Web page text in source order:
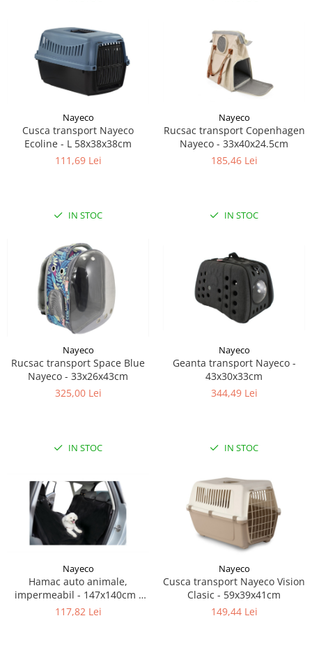
Sampoane si Balsamuri
Covorase absorbante
Curatare Ochi
Igiena Catel
Igiena Interior
Perii si descalcitoare caini
Solutii Atractante si repelente
Jucarii Pisici
Lese, Hamuri si Zgarzi
Paturi, perne si cosuri pentru pisici
Recompense Delicioase
Nayeco
Cusca transport Nayeco
Ecoline - L 58x38x38cm
111,69 Lei
IN STOC
Nayeco
Rucsac transport Copenhagen
Nayeco - 33x40x24.5cm
185,46 Lei
IN STOC
Nayeco
Rucsac transport Space Blue
Nayeco - 33x26x43cm
325,00 Lei
IN STOC
Nayeco
Geanta transport Nayeco -
43x30x33cm
344,49 Lei
IN STOC
Nayeco
Hamac auto animale,
impermeabil - 147x140cm -
Negru Nayeco
117,82 Lei
Nayeco
Cusca transport Nayeco Vision
Clasic - 59x39x41cm
149,44 Lei